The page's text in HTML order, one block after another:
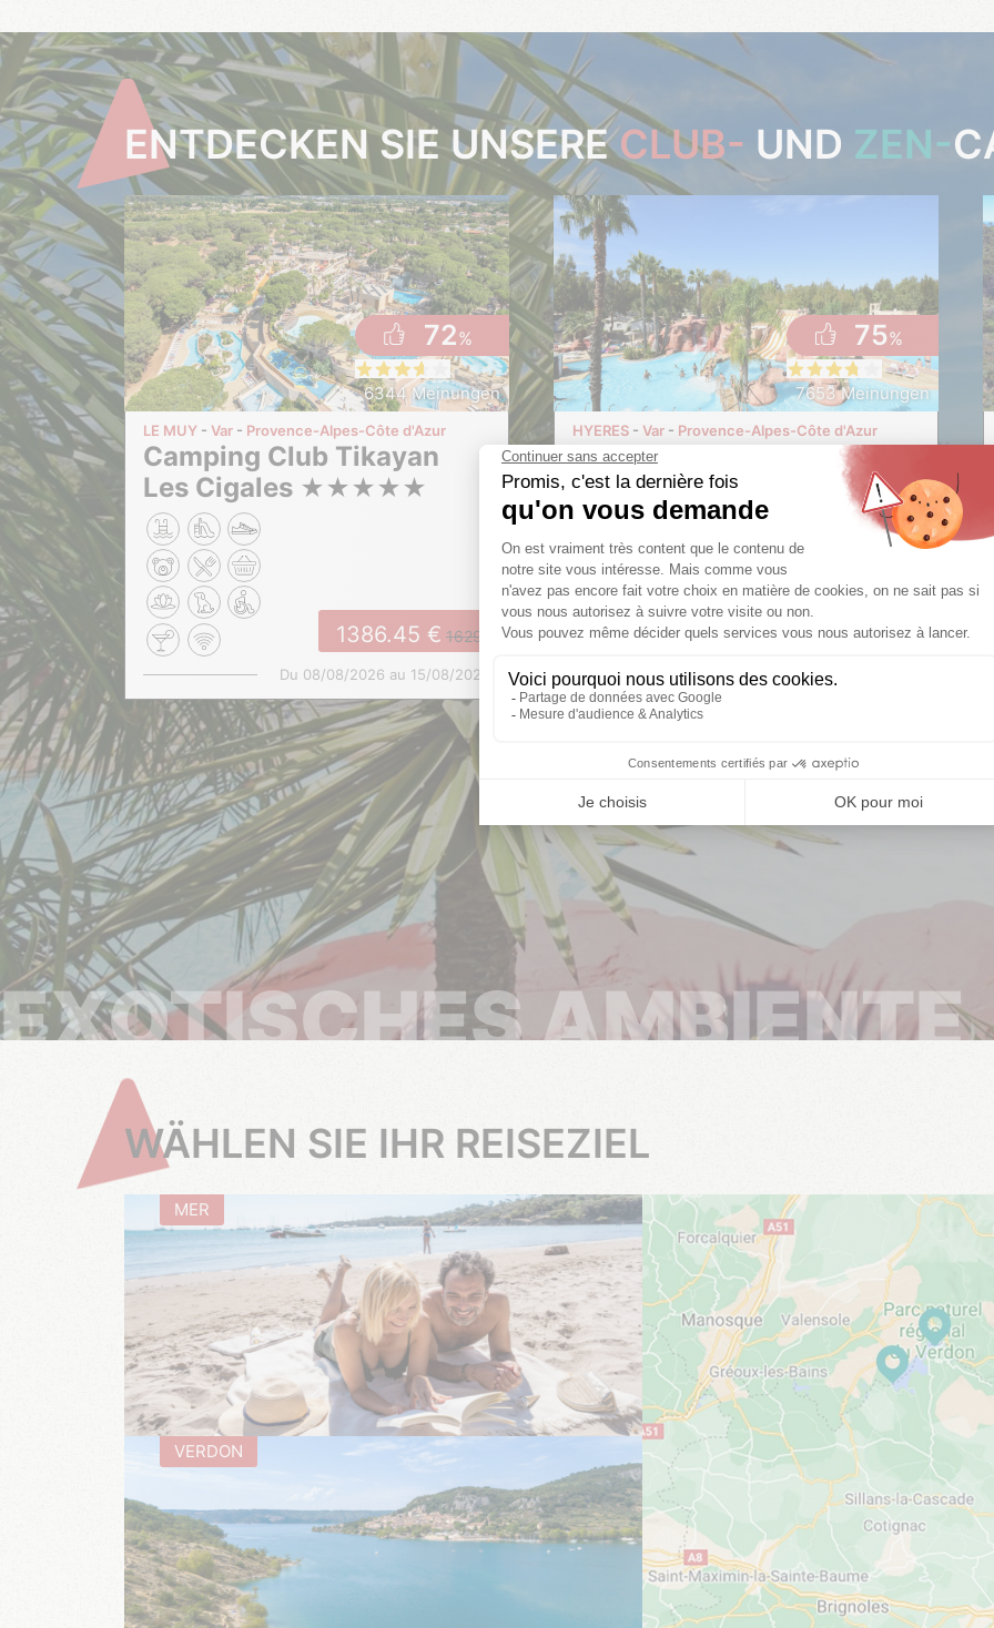
ENTDECKEN SIE UNSERECLUB- UND ZEN-
72%
6344 Meinungen
LE MUY Var Provence-Alpes-Côte d'Azur
Camping Club Tikayan
Les Cigales ★★★★★
1386.45 1629
Du 08/08/2026 au 15/08/2026
75%
7653 Meinungen
HYERES Var Provence-Alpes-Côte d'Azur
Camping Club Tikayan
Les Palmiers
★
Diese Termine sind nicht mehr verfügbar
Vom 03/04/2026 bis 01/11/2026
EXOTISCHES AMBIENTE
WÄHLEN SIE IHR REISEZIEL
MER
VERDON